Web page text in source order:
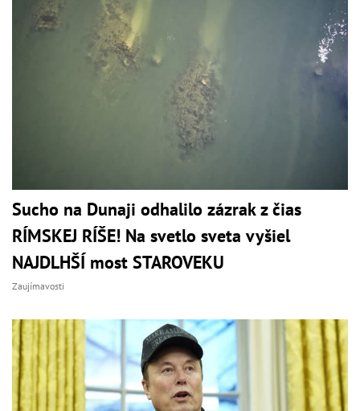
Sucho na Dunaji odhalilo zázrak z čias
RÍMSKEJ RÍŠE! Na svetlo sveta vyšiel
NAJDLHŠÍ most STAROVEKU
Zaujímavosti